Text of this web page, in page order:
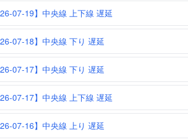
07-19】中央線 上下線 遅延
07-18】中央線 下り 遅延
07-17】中央線 下り 遅延
07-17】中央線 上下線 遅延
07-16】中央線 上り 遅延